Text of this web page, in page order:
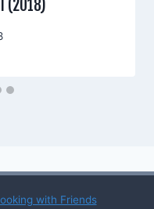
(2018)
with Friends